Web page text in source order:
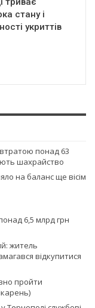
стану і
укриттів
понад 63
шахрайство
на баланс ще вісім
6,5 млрд грн
житель
відкупитися
пройти